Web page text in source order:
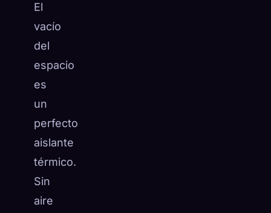
El
vacío
del
espacio
es
un
perfecto
aislante
térmico.
Sin
aire
🧬Xeno Database
Colección
☁️Guarda tu colección en todos los dispositivos
0